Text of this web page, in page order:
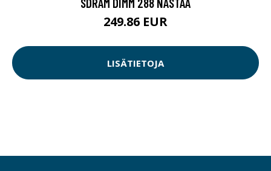
249.86 EUR
LISÄTIETOJA